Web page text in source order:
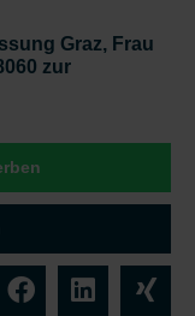
Graz, Frau
zur